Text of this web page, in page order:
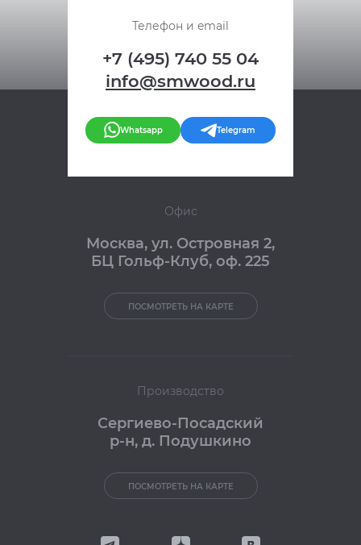
Телефон и email
+7 (495) 740 55 04
info@smwood.ru
Whatsapp Telegram
Офис
Москва, ул. Островная 2,
БЦ Гольф-Клуб, оф. 225
ПОСМОТРЕТЬ НА КАРТЕ
Производство
Сергиево-Посадский
р-н, д. Подушкино
ПОСМОТРЕТЬ НА КАРТЕ